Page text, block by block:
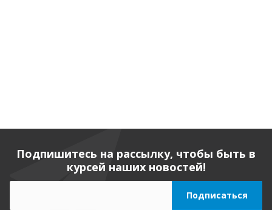
Подпишитесь на рассылку, чтобы быть в
курсей наших новостей!